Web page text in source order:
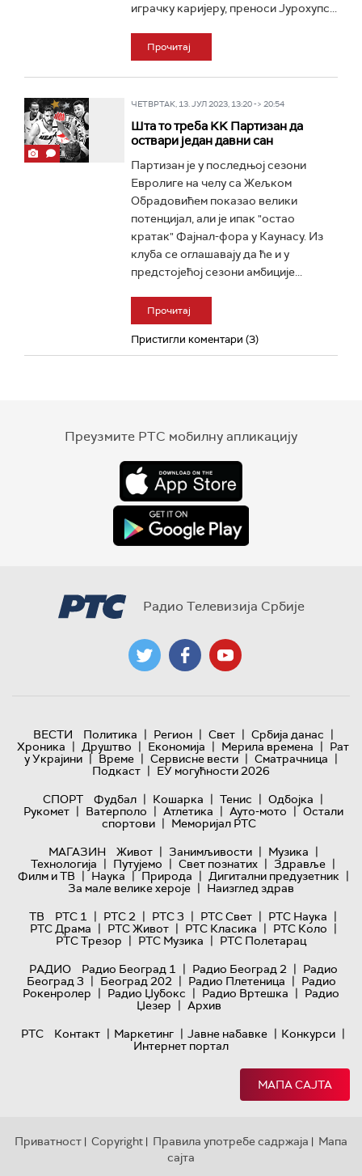
играчку каријеру, преноси Јурохупс...
Прочитај
ЧЕТВРТАК, 13. ЈУЛ 2023, 13:20 -> 20:54
Шта то треба KK Партизан да
оствари један давни сан
Партизан је у последњој сезони
Евролиге на челу са Жељком
Обрадовићем показао велики
потенцијал, али је ипак "остао
кратак" Фајнал-фора у Каунасу. Из
клуба се оглашавају да ће и у
предстојећој сезони амбиције...
Прочитај
Пристигли коментари (3)
Преузмите РТС мобилну апликацију
Радио Телевизија Србије
ВЕСТИ Политика | Регион | Свет | Србија данас |
Хроника | Друштво | Економија | Мерила времена | Рат
у Украјини | Време | Сервисне вести | Сматрачница |
Подкаст | ЕУ могућности 2026
СПОРТ
Фудбал | Кошарка | Тенис | Одбојка |
Рукомет | Ватерполо | Атлетика | Ауто-мото | Остали
спортови | Меморијал РТС
МАГАЗИН
Живот | Занимљивости | Музика |
Технологијa | Путујемо | Свет познатих | Здравље |
Филм и ТВ | Наука | Природа | Дигитални предузетник |
За мале велике хероје | Наизглед здрав
ТВ
РТС 1 | РТС 2 | РТС 3 | РТС Свет | РТС Наука |
РТС Драма | РТС Живот | РТС Класика | РТС Коло |
РТС Трезор | РТС Музика | РТС Полетарац
РАДИО
Радио Београд 1 | Радио Београд 2 | Радио
Београд 3 | Београд 202 | Радио Плетеница | Радио
Рокенролер | Радио Џубокс | Радио Вртешка | Радио
Џезер | Архив
РТС
Контакт | Маркетинг | Јавне набавке | Конкурси |
Интернет портал
МАПА САЈТА
Приватност | Copyright | Правила употребе садржаја | Мапа
сајта